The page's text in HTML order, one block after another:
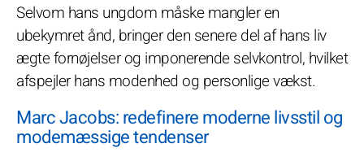
Selvom hans ungdom måske mangler en
ubekymret ånd, bringer den senere del af hans liv
ægte fornøjelser og imponerende selvkontrol, hvilket
afspejler hans modenhed og personlige vækst.
Marc Jacobs: redefinere moderne livsstil og
modemæssige tendenser